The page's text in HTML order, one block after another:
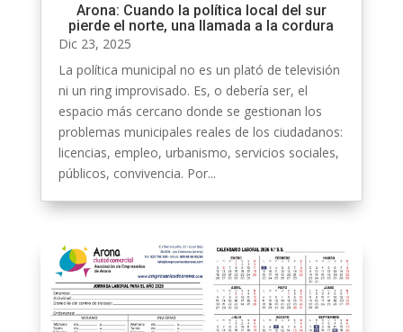
Arona: Cuando la política local del sur
pierde el norte, una llamada a la cordura
Dic 23, 2025
La política municipal no es un plató de televisión
ni un ring improvisado. Es, o debería ser, el
espacio más cercano donde se gestionan los
problemas municipales reales de los ciudadanos:
licencias, empleo, urbanismo, servicios sociales,
públicos, convivencia. Por...